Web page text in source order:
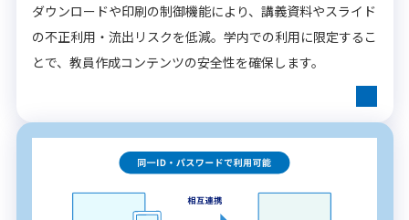
ダウンロードや印刷の制御機能により、講義資料やスライド
の不正利用・流出リスクを低減。学内での利用に限定するこ
とで、教員作成コンテンツの安全性を確保します。